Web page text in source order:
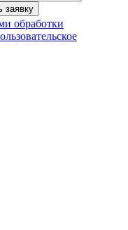
заявку
обработки